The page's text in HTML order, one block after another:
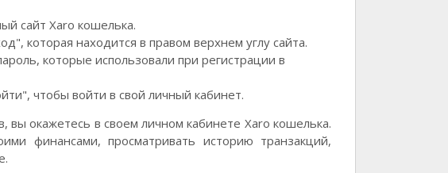
сайт Xaro кошелька.
которая находится в правом верхнем углу сайта.
которые использовали при регистрации в
чтобы войти в свой личный кабинет.
вы окажетесь в своем личном кабинете Xaro кошелька.
финансами, просматривать историю транзакций,